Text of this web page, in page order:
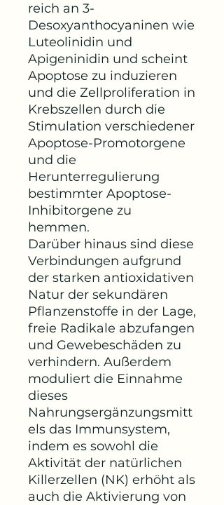
reich an 3-
Desoxyanthocyaninen wie
Luteolinidin und
Apigeninidin und scheint
Apoptose zu induzieren
und die Zellproliferation in
Krebszellen durch die
Stimulation verschiedener
Apoptose-Promotorgene
und die
Herunterregulierung
bestimmter Apoptose-
Inhibitorgene zu
hemmen.
Darüber hinaus sind diese
Verbindungen aufgrund
der starken antioxidativen
Natur der sekundären
Pflanzenstoffe in der Lage,
freie Radikale abzufangen
und Gewebeschäden zu
verhindern. Außerdem
moduliert die Einnahme
dieses
Nahrungsergänzungsmitt
els das Immunsystem,
indem es sowohl die
Aktivität der natürlichen
Killerzellen (NK) erhöht als
auch die Aktivierung von